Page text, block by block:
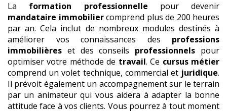
La formation professionnelle pour devenir
mandataire immobiliercomprend plus de 200 heures
par an. Cela inclut de nombreux modules destinés à
améliorer vos connaissances des professions
immobilières et des conseils professionnels pour
optimiser votre méthode de travail. Ce cursus métier
comprend un volet technique, commercial et juridique.
Il prévoit également un accompagnement sur le terrain
par un animateur qui vous aidera à adapter la bonne
attitude face à vos clients. Vous pourrez à tout moment